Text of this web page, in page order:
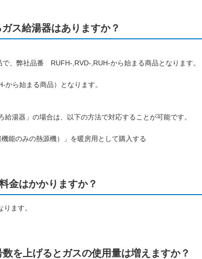
ス給湯器はありますか？
、弊社品番 RUFH-,RVD-,RUH-から始まる商品となります。
ら始まる商品）となります。
湯器」の場合は、以下の方法で対応することが可能です。
能のみの熱源機）」を暖房用として購入する
金はかかりますか？
ます。
を上げるとガスの使用量は増えますか？